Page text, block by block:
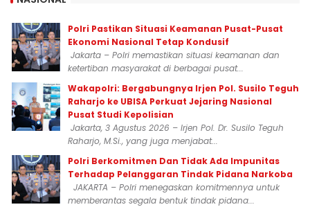
Polri Pastikan Situasi Keamanan Pusat-Pusat
Ekonomi Nasional Tetap Kondusif
Jakarta – Polri memastikan situasi keamanan dan
ketertiban masyarakat di berbagai pusat...
Wakapolri: Bergabungnya Irjen Pol. Susilo Teguh
Raharjo ke UBISA Perkuat Jejaring Nasional
Pusat Studi Kepolisian
Jakarta, 3 Agustus 2026 – Irjen Pol. Dr. Susilo Teguh
Raharjo, M.Si., yang juga menjabat...
Polri Berkomitmen Dan Tidak Ada Impunitas
Terhadap Pelanggaran Tindak Pidana Narkoba
JAKARTA – Polri menegaskan komitmennya untuk
memberantas segala bentuk tindak pidana...